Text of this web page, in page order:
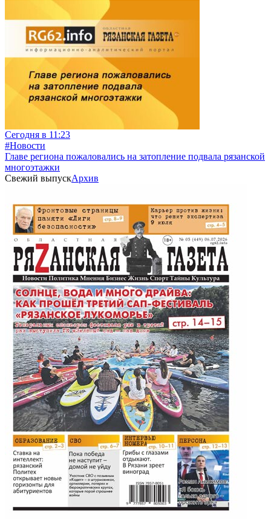
Сегодня в 11:23
#Новости
Главе региона пожаловались на затопление подвала рязанской
многоэтажки
Свежий выпускАрхив